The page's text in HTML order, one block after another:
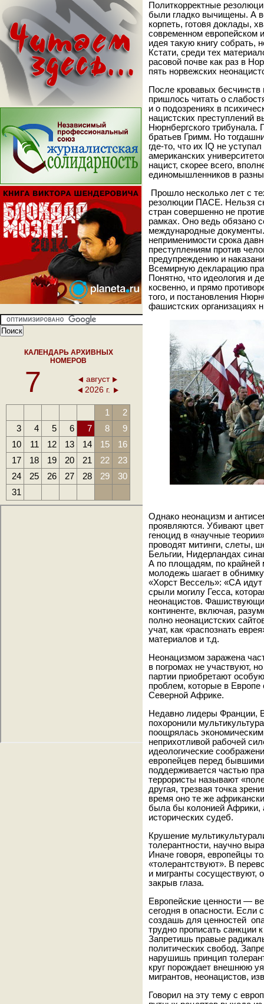
КАЛЕНДАРЬ АРХИВНЫХ
НОМЕРОВ
7
август
2026 г.
1
2
3
4 5 6 7 8
9
10
11 12 13 14 15
16
17
18 19 20 21 22
23
24
25 26 27 28 29
30
31
Политкорректные
были гладко вычищены. А
корпеть, готовя доклады,
современном европейском
идея такую книгу собрать,
Кстати, среди тех
расовой почве как раз в
пять норвежских
После кровавых
пришлось читать о
и о подозрениях в
нацистских преступлений
Нюрнбергского трибунала.
братьев Гримм. Но
где-то, что их IQ не
американских
нацист, скорее всего,
единомышленников в
Прошло несколько лет с
резолюции ПАСЕ. Нельзя
стран совершенно не
рамках. Оно ведь обязано
международные
неприменимости срока
преступлениям против
предупреждению и
Всемирную декларацию
Понятно, что идеология и
косвенно, и прямо
того, и постановления
фашистских организациях
Однако неонацизм и
проявляются. Убивают
геноцид в «научные
проводят митинги, слеты,
Бельгии, Нидерландах
А по площадям, по крайней
молодежь шагает в
«Хорст Вессель»: «СА
срыли могилу Гесса,
неонацистов.
континенте, включая,
полно неонацистских
учат, как «распознать
материалов и т.д.
Неонацизмом заражена
в погромах не участвуют,
партии приобретают
проблем, которые в
Северной Африке.
Недавно лидеры Франции,
похоронили
поощрялась
неприхотливой рабочей
идеологические
европейцев перед
поддерживается частью
террористы называют
другая, трезвая точка
время оно те же
была бы колонией Африки,
исторических судеб.
Крушение
толерантности, научно
Иначе говоря, европейцы
«толерантствуют». В
и мигранты сосуществуют,
закрыв глаза.
Европейские ценности —
сегодня в опасности. Если
создашь для ценностей
трудно прописать санкции
Запретишь правые
политических свобод.
нарушишь принцип
круг порождает внешнюю
мигрантов, неонацистов,
Говорил на эту тему с